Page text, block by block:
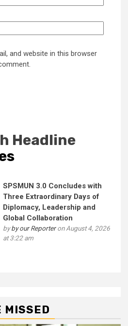
and website in this browser
Headline
SPSMUN 3.0 Concludes with
Three Extraordinary Days of
Diplomacy, Leadership and
Global Collaboration
byby our Reporteron August 4, 2026
at 3:22 am
MISSED